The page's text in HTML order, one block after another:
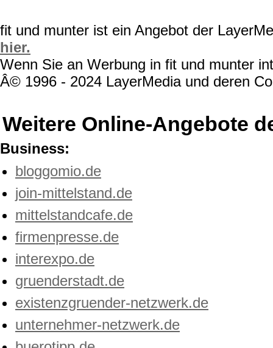
fit und munter ist ein Angebot der
hier.
Wenn Sie an Werbung in fit und munter
Â© 1996 - 2024 LayerMedia und deren
Weitere Online-Angebote
Business:
bloggomio.de
join-mittelstand.de
mittelstandcafe.de
firmenpresse.de
interexpo.de
gruenderstadt.de
existenzgruender-netzwerk.de
unternehmer-netzwerk.de